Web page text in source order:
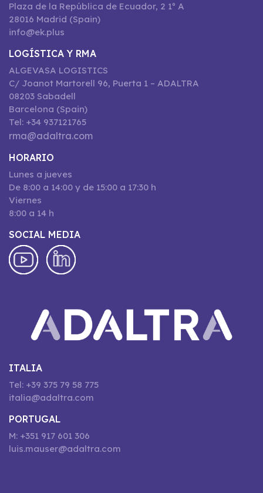
Plaza de la República de Ecuador, 2 1º A
28016 Madrid (Spain)
info@ek.plus
LOGÍSTICA Y RMA
ALGEVASA LOGISTICS
C/ Joanot Martorell 96, Puerta 1 – ADALTRA
08203 Sabadell
Barcelona (Spain)
Tel: +34 937121765
rma@adaltra.com
HORARIO
Lunes a jueves
De 8:00 a 14:00 y de 15:00 a 17:30 h
Viernes
8:00 a 14 h
SOCIAL MEDIA
ITALIA
Tel: +39 375 79 58 775
italia@adaltra.com
PORTUGAL
M: +351 917 601 306
luis.mauser@adaltra.com